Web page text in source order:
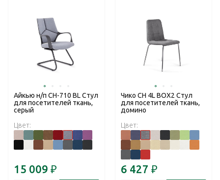
Айкью н/п CH-710 BL Стул
для посетителей ткань,
серый
Цвет:
15 009 ₽
Чико CH 4L BOX2 Стул
для посетителей ткань,
домино
Цвет:
6 427 ₽